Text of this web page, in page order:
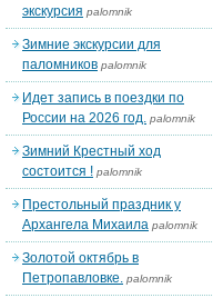
экскурсия palomnik
Зимние экскурсии для
паломников palomnik
Идет запись в поездки по
России на 2026 год. palomnik
Зимний Крестный ход
состоится ! palomnik
Престольный праздник у
Архангела Михаила palomnik
Золотой октябрь в
Петропавловке. palomnik